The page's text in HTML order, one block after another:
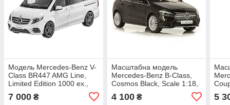
Модель Mercedes-Benz V-
Class BR447 AMG Line,
Limited Edition 1000 ex.,
1:18 Scale,
7 000 ₴
Масштабна модель
Mercedes-Benz B-Class,
Cosmos Black, Scale 1:18,
4 100₴ 5